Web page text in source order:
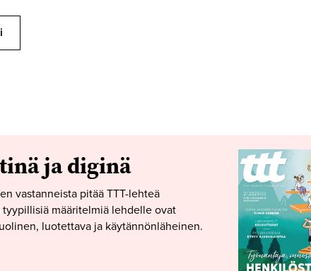
ja diginä
vastanneista pitää TTT-lehteä
määritelmiä lehdelle ovat
luotettava ja käytännönläheinen.